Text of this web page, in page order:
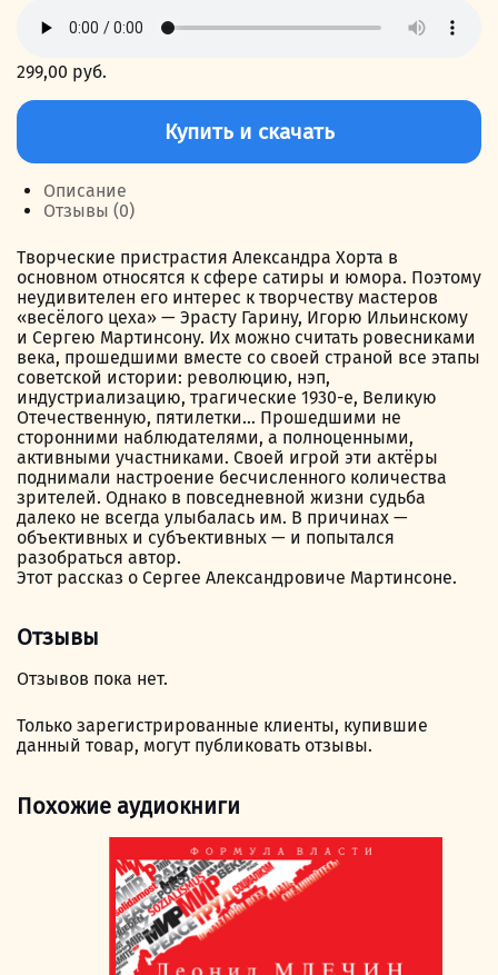
299,00 руб.
Количество
Король
гротеска.
Мартинсон
Купить и скачать
Описание
Отзывы (0)
Творческие пристрастия Александра Хорта в
основном относятся к сфере сатиры и юмора. Поэтому
неудивителен его интерес к творчеству мастеров
«весёлого цеха» — Эрасту Гарину, Игорю Ильинскому
и Сергею Мартинсону. Их можно считать ровесниками
века, прошедшими вместе со своей страной все этапы
советской истории: революцию, нэп,
индустриализацию, трагические 1930-е, Великую
Отечественную, пятилетки… Прошедшими не
сторонними наблюдателями, а полноценными,
активными участниками. Своей игрой эти актёры
поднимали настроение бесчисленного количества
зрителей. Однако в повседневной жизни судьба
далеко не всегда улыбалась им. В причинах —
объективных и субъективных — и попытался
разобраться автор.
Этот рассказ о Сергее Александровиче Мартинсоне.
Отзывы
Отзывов пока нет.
Только зарегистрированные клиенты, купившие
данный товар, могут публиковать отзывы.
Похожие аудиокниги